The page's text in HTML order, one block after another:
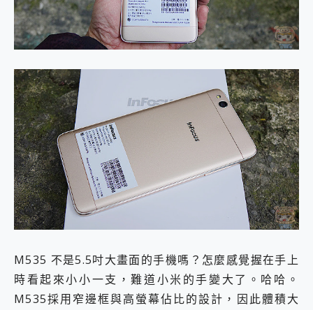
M535 不是5.5吋大畫面的手機嗎？怎麼感覺握在手上
時看起來小小一支，難道小米的手變大了。哈哈。
M535採用窄邊框與高螢幕佔比的設計，因此體積大